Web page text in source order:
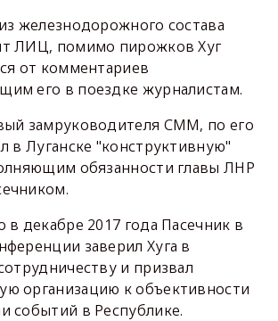
железнодорожного состава
ЛИЦ, помимо пирожков Хуг
от комментариев
его в поездке журналистам.
замруководителя СММ, по его
в Луганске "конструктивную"
обязанности главы ЛНР
декабре 2017 года Пасечник в
заверил Хуга в
и призвал
организацию к объективности
событий в Республике.